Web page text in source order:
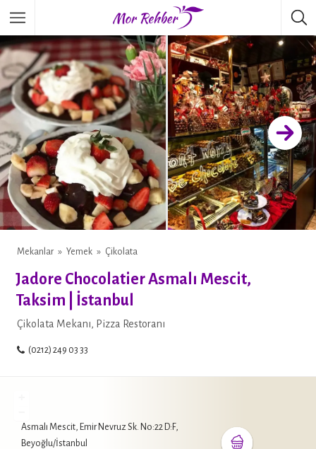
Mekanlar Yemek Çikolata
Jadore Chocolatier Asmalı Mescit,
Taksim | İstanbul
Çikolata Mekanı, Pizza Restoranı
(0212) 249 03 33
Asmalı Mescit, Emir Nevruz Sk. No:22 D:F,
Beyoğlu/İstanbul
WHATSAPP